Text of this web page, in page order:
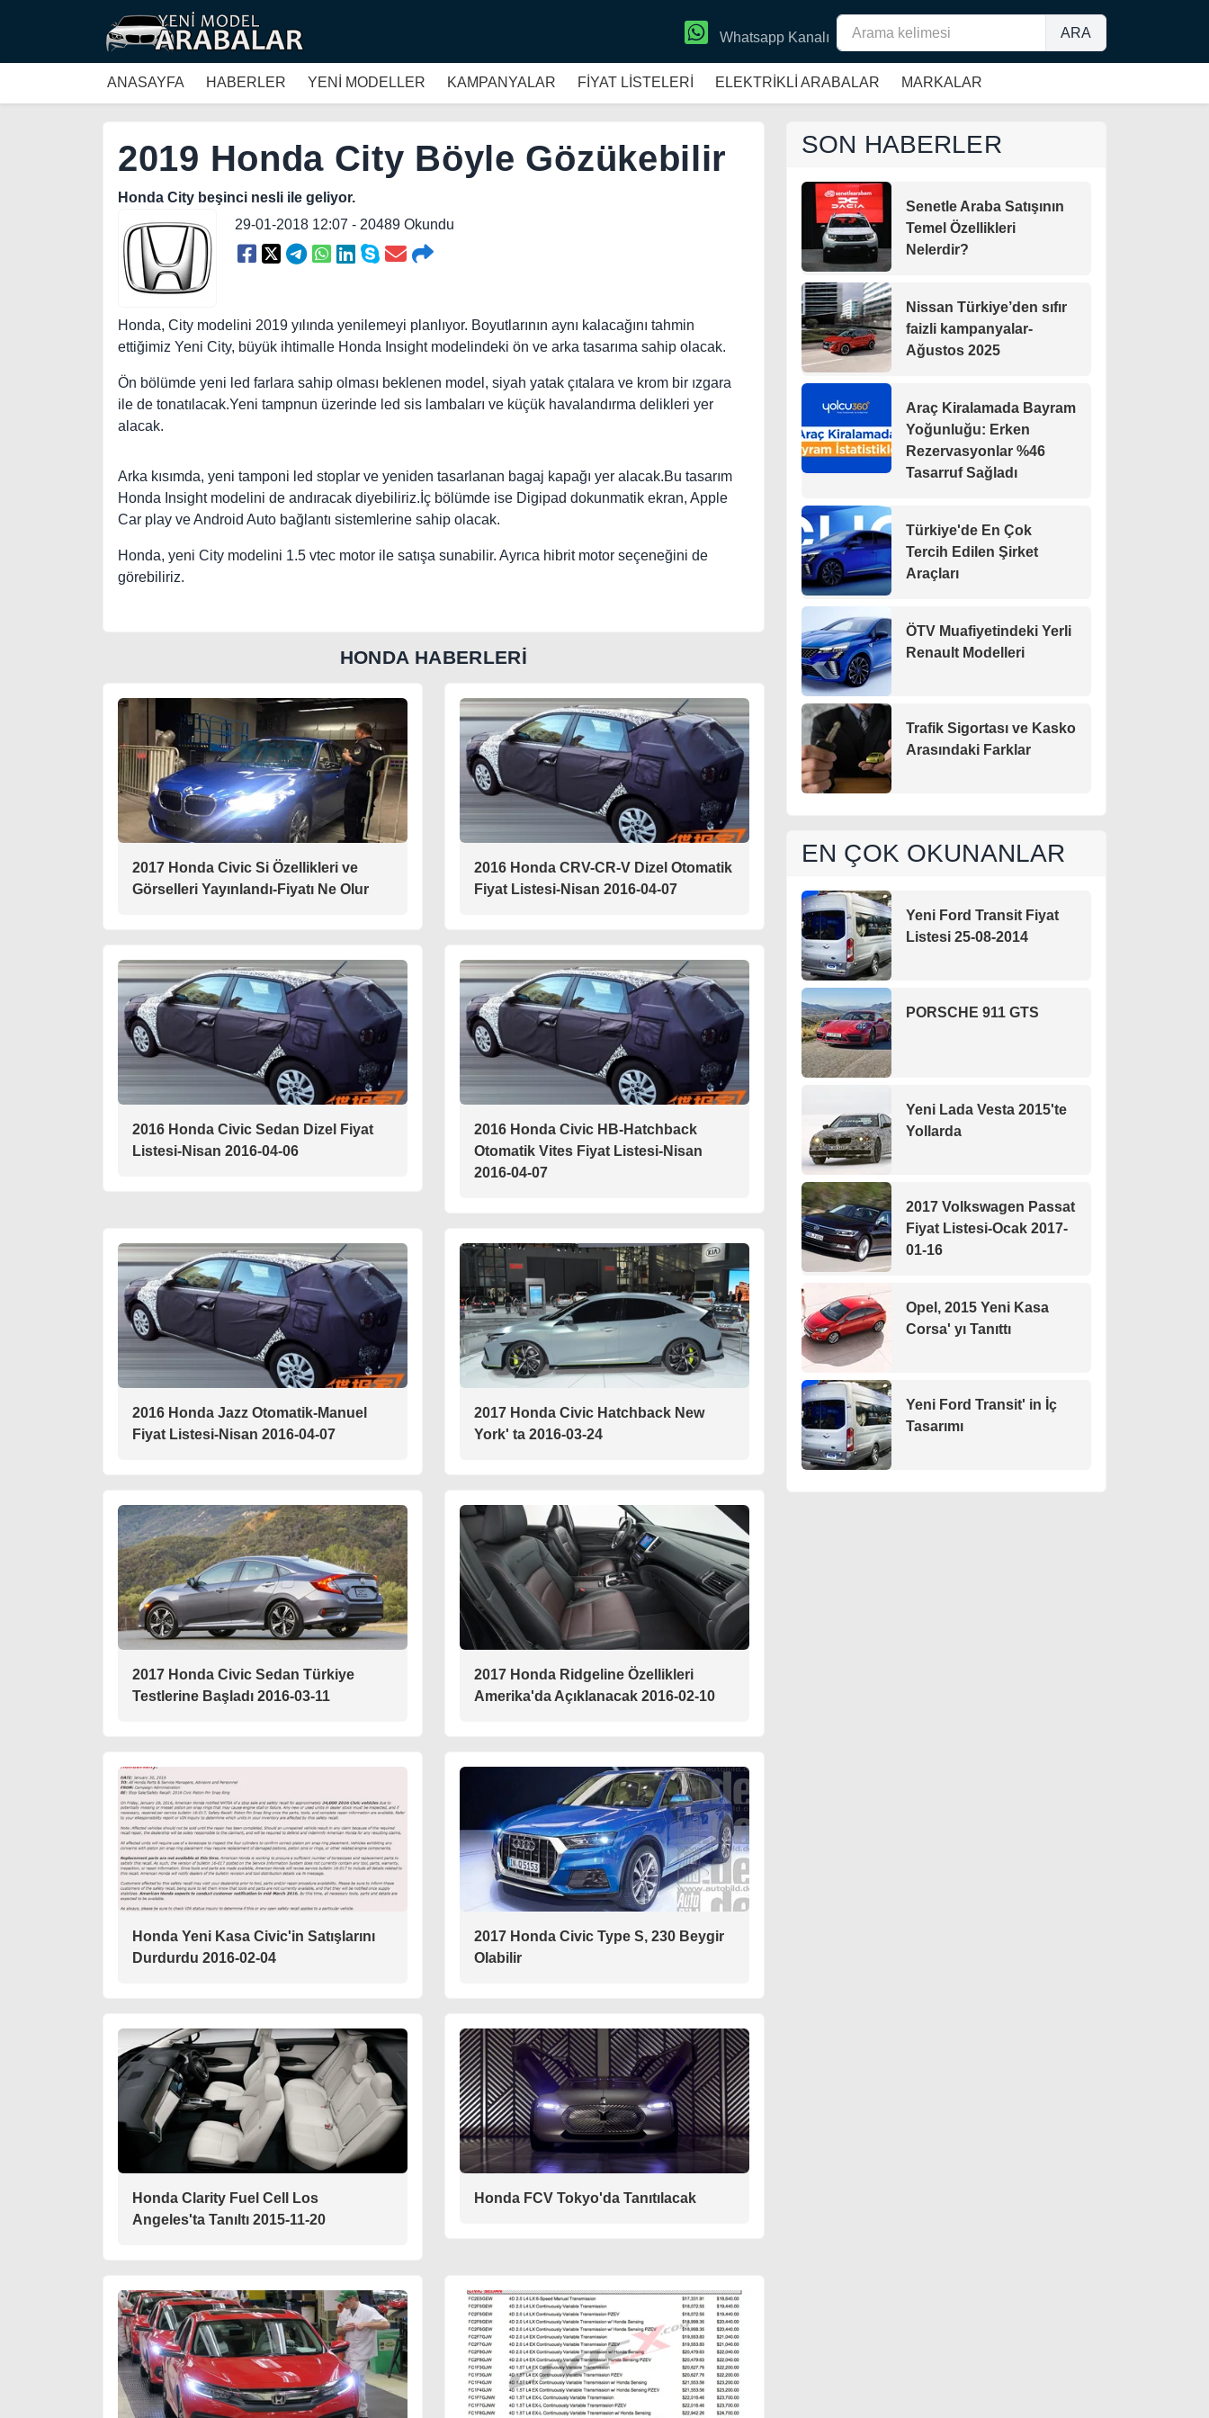
ARA
Whatsapp Kanalı
ANASAYFA HABERLER YENİ MODELLER KAMPANYALAR FİYAT LİSTELERİ ELEKTRİKLİ ARABALAR MARKALAR
2019 Honda City Böyle Gözükebilir
Honda City beşinci nesli ile geliyor.
29-01-2018 12:07 - 20489 Okundu
Honda, City modelini 2019 yılında yenilemeyi planlıyor. Boyutlarının aynı kalacağını tahmin
ettiğimiz Yeni City, büyük ihtimalle Honda Insight modelindeki ön ve arka tasarıma sahip olacak.
Ön bölümde yeni led farlara sahip olması beklenen model, siyah yatak çıtalara ve krom bir ızgara
ile de tonatılacak.Yeni tampnun üzerinde led sis lambaları ve küçük havalandırma delikleri yer
alacak.
Arka kısımda, yeni tamponi led stoplar ve yeniden tasarlanan bagaj kapağı yer alacak.Bu tasarım
Honda Insight modelini de andıracak diyebiliriz.İç bölümde ise Digipad dokunmatik ekran, Apple
Car play ve Android Auto bağlantı sistemlerine sahip olacak.
Honda, yeni City modelini 1.5 vtec motor ile satışa sunabilir. Ayrıca hibrit motor seçeneğini de
görebiliriz.
HONDA HABERLERİ
2017 Honda Civic Si Özellikleri ve
Görselleri Yayınlandı-Fiyatı Ne Olur
2016 Honda CRV-CR-V Dizel Otomatik
Fiyat Listesi-Nisan 2016-04-07
2016 Honda Civic Sedan Dizel Fiyat
Listesi-Nisan 2016-04-06
2016 Honda Civic HB-Hatchback
Otomatik Vites Fiyat Listesi-Nisan
2016-04-07
2016 Honda Jazz Otomatik-Manuel
Fiyat Listesi-Nisan 2016-04-07
2017 Honda Civic Hatchback New
York' ta 2016-03-24
2017 Honda Civic Sedan Türkiye
Testlerine Başladı 2016-03-11
2017 Honda Ridgeline Özellikleri
Amerika'da Açıklanacak 2016-02-10
Honda Yeni Kasa Civic'in Satışlarını
Durdurdu 2016-02-04
2017 Honda Civic Type S, 230 Beygir
Olabilir
Honda Clarity Fuel Cell Los
Angeles'ta Tanıltı 2015-11-20
Honda FCV Tokyo'da Tanıtılacak
SON HABERLER
Senetle Araba Satışının
Temel Özellikleri
Nelerdir?
Nissan Türkiye’den sıfır
faizli kampanyalar-
Ağustos 2025
Araç Kiralamada Bayram
Yoğunluğu: Erken
Rezervasyonlar %46
Tasarruf Sağladı
Türkiye'de En Çok
Tercih Edilen Şirket
Araçları
ÖTV Muafiyetindeki Yerli
Renault Modelleri
Trafik Sigortası ve Kasko
Arasındaki Farklar
EN ÇOK OKUNANLAR
Yeni Ford Transit Fiyat
Listesi 25-08-2014
PORSCHE 911 GTS
Yeni Lada Vesta 2015'te
Yollarda
2017 Volkswagen Passat
Fiyat Listesi-Ocak 2017-
01-16
Opel, 2015 Yeni Kasa
Corsa' yı Tanıttı
Yeni Ford Transit' in İç
Tasarımı